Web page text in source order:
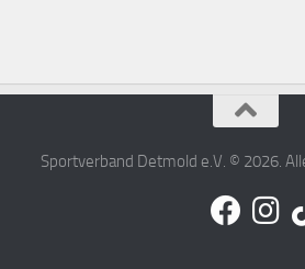
Sportverband Detmold e.V. © 2026.